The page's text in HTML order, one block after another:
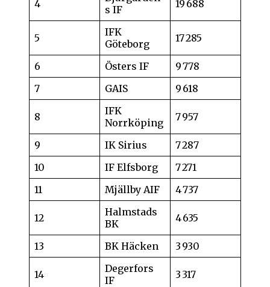
4
s IF
19 688
5
IFK
Göteborg
17 285
6 Östers IF
9 778
7
GAIS 9 618
8
IFK
Norrköping
7 957
9 IK Sirius
7 287
10
IF Elfsborg
7 271
11
Mjällby AIF 4 737
12
Halmstads
BK
4 635
13 BK Häcken 3 930
14
Degerfors
IF
3 317